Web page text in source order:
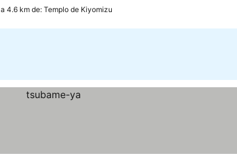
a 4.6 km de: Templo de Kiyomizu